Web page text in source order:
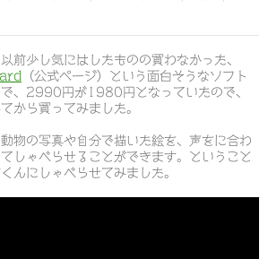
前少し気にはしたものの買わなかった、
（公式ページ）という面白そうなソフト
で、2990円が1980円となっていたので、
から買ってみました。
物の写真や自分で描いた絵を、声をに合わ
しゃべらせることができます。ということ
んにしゃべらせてみました。